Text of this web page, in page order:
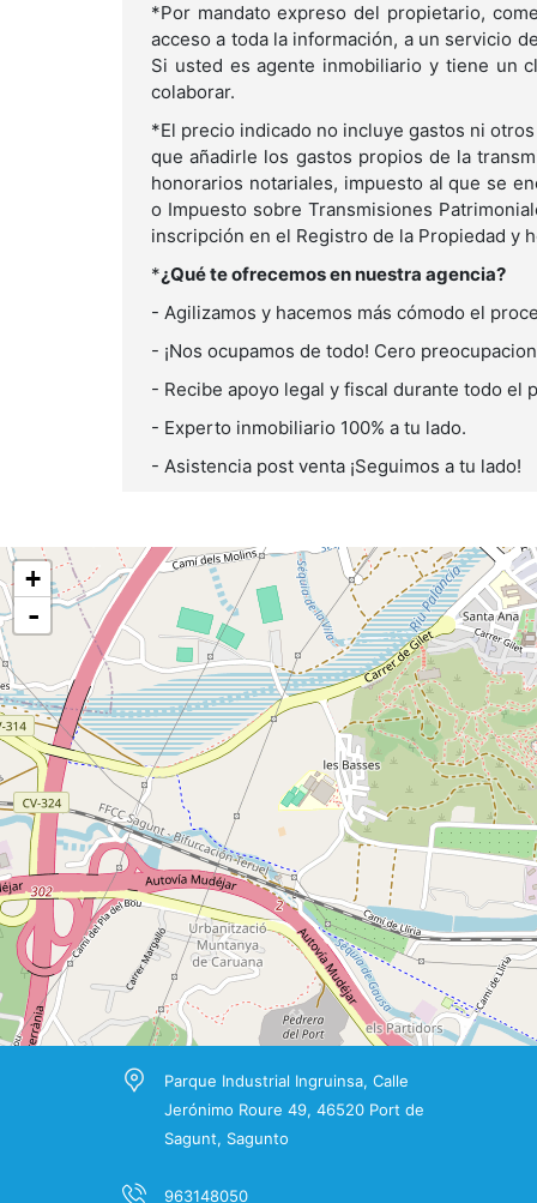
*Por mandato expreso del propietario,
acceso a toda la información, a un servicio
Si usted es agente inmobiliario y tiene un
colaborar.
*El precio indicado no incluye gastos ni
que añadirle los gastos propios de la
honorarios notariales, impuesto al que se
o Impuesto sobre Transmisiones
inscripción en el Registro de la Propiedad y
*¿Qué te ofrecemos en nuestra agencia?
- Agilizamos y hacemos más cómodo el
- ¡Nos ocupamos de todo! Cero
- Recibe apoyo legal y fiscal durante todo el
- Experto inmobiliario 100% a tu lado.
- Asistencia post venta ¡Seguimos a tu lado!
+
-
Parque Industrial Ingruinsa, Calle
Jerónimo Roure 49, 46520 Port de
Sagunt, Sagunto
963148050